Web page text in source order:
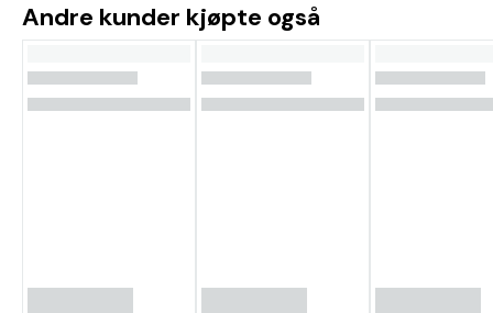
Andre kunder kjøpte også